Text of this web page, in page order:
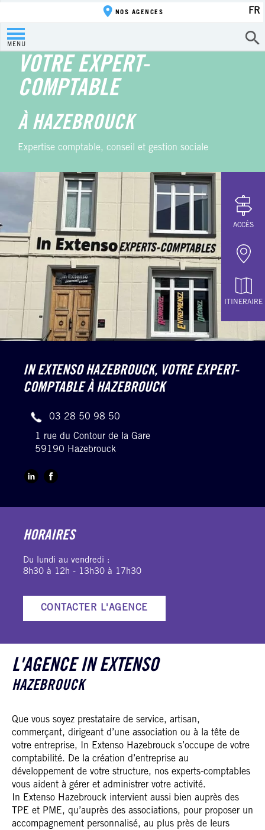
MENU
NOS AGENCES FR
VOTRE EXPERT-
COMPTABLE
À HAZEBROUCK
Expertise comptable, conseil et gestion sociale
ACCÈS
ITINERAIRE
IN EXTENSO HAZEBROUCK, VOTRE EXPERT-
COMPTABLE À HAZEBROUCK
03 28 50 98 50
1 rue du Contour de la Gare
59190 Hazebrouck
HORAIRES
Du lundi au vendredi :
8h30 à 12h - 13h30 à 17h30
CONTACTER L'AGENCE
L'AGENCE IN EXTENSO
HAZEBROUCK
Que vous soyez prestataire de service, artisan,
commerçant, dirigeant d’une association ou à la tête de
votre entreprise, In Extenso Hazebrouck s’occupe de votre
comptabilité. De la création d’entreprise au
développement de votre structure, nos experts-comptables
vous aident à gérer et administrer votre activité.
In Extenso Hazebrouck intervient aussi bien auprès des
TPE et PME, qu’auprès des associations, pour proposer un
accompagnement personnalisé, au plus près de leurs